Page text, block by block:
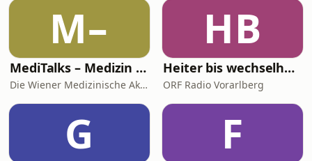
M–
MediTalks – Medizin im Ohr
Die Wiener Medizinische Akademie (WMA)
HB
Heiter bis wechselhaft
ORF Radio Vorarlberg
G F